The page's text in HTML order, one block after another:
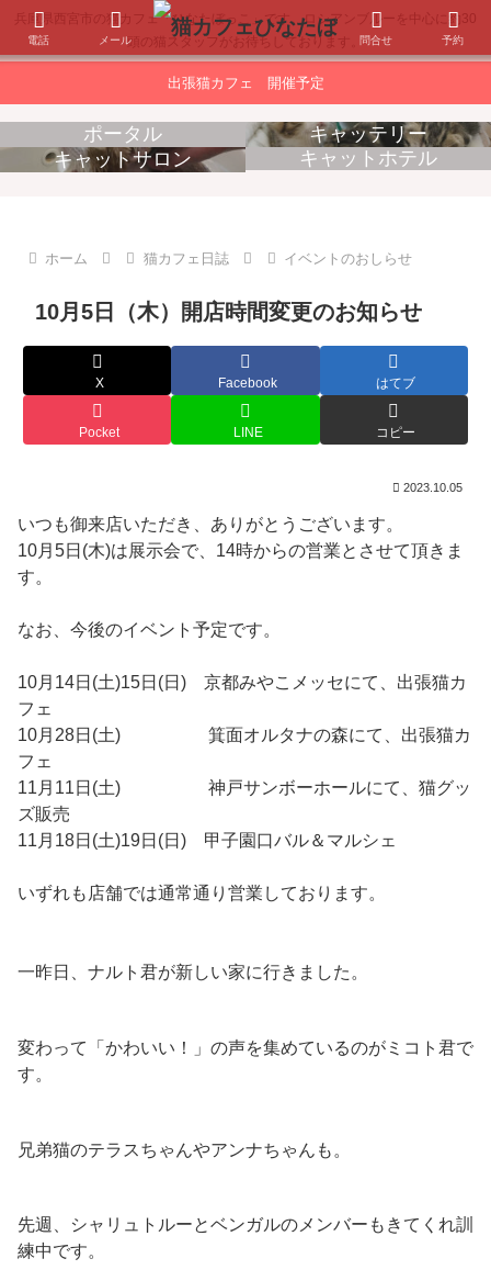
兵庫県西宮市の猫カフェ「ひなたぼっこ」です。ロシアンブルーを中心に約30
頭の猫スタッフがお待ちしております。
出張猫カフェ 開催予定
ポータル
キャッテリー
キャットサロン
キャットホテル
ホーム 猫カフェ日誌 イベントのおしらせ
10月5日（木）開店時間変更のお知らせ
X Facebook はてブ
Pocket LINE コピー
2023.10.05
いつも御来店いただき、ありがとうございます。
10月5日(木)は展示会で、14時からの営業とさせて頂きま
す。
なお、今後のイベント予定です。
10月14日(土)15日(日) 京都みやこメッセにて、出張猫カ
フェ
10月28日(土) 箕面オルタナの森にて、出張猫カ
フェ
11月11日(土) 神戸サンボーホールにて、猫グッ
ズ販売
11月18日(土)19日(日) 甲子園口バル＆マルシェ
いずれも店舗では通常通り営業しております。
一昨日、ナルト君が新しい家に行きました。
変わって「かわいい！」の声を集めているのがミコト君で
す。
兄弟猫のテラスちゃんやアンナちゃんも。
先週、シャリュトルーとベンガルのメンバーもきてくれ訓
練中です。
電話 メール 問合せ 予約